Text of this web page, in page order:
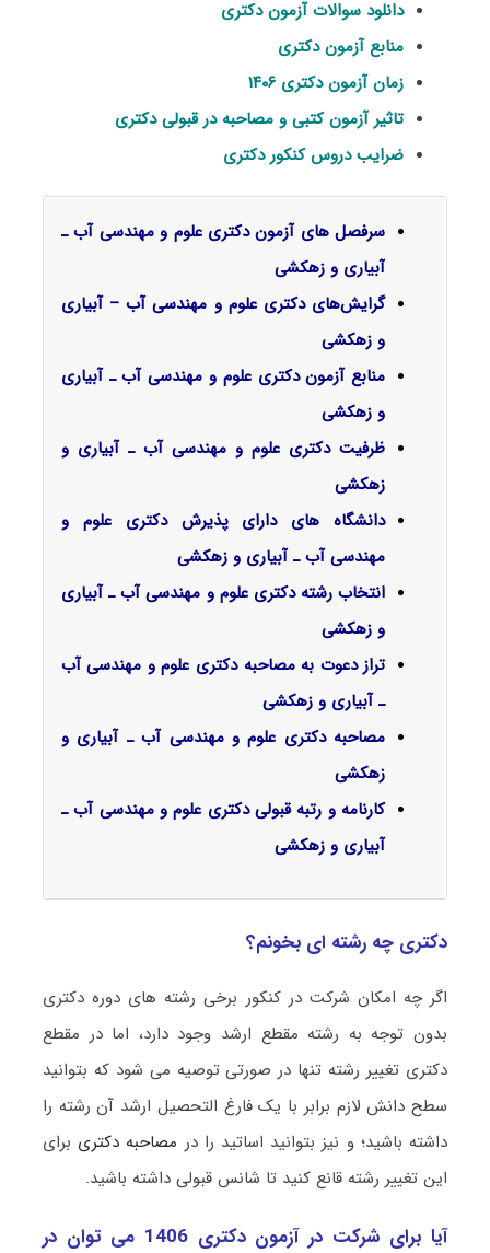
دانلود سوالات آزمون دکتری
منابع آزمون دکتری
زمان آزمون دکتری ۱۴۰۶
تاثیر آزمون کتبی و مصاحبه در قبولی دکتری
ضرایب دروس کنکور دکتری
سرفصل‌ های آزمون دکتری علوم و مهندسی آب ـ
آبیاری و زهکشی
گرایش‌های دکتری علوم و مهندسی آب – آبیاری
و زهکشی
منابع آزمون دکتری علوم و مهندسی آب ـ آبیاری
و زهکشی
ظرفیت دکتری علوم و مهندسی آب ـ آبیاری و
زهکشی
دانشگاه های دارای پذیرش دکتری علوم و
مهندسی آب ـ آبیاری و زهکشی
انتخاب رشته دکتری علوم و مهندسی آب ـ آبیاری
و زهکشی
تراز دعوت به مصاحبه دکتری علوم و مهندسی آب
ـ آبیاری و زهکشی
مصاحبه دکتری علوم و مهندسی آب ـ آبیاری و
زهکشی
کارنامه و رتبه قبولی دکتری علوم و مهندسی آب ـ
آبیاری و زهکشی
دکتری چه رشته ای بخونم؟
اگر چه امکان شرکت در کنکور برخی رشته های دوره دکتری
بدون توجه به رشته مقطع ارشد وجود دارد، اما در مقطع
دکتری تغییر رشته تنها در صورتی توصیه می شود که بتوانید
سطح دانش لازم برابر با یک فارغ التحصیل ارشد آن رشته را
داشته باشید؛ و نیز بتوانید اساتید را در مصاحبه دکتری برای
این تغییر رشته قانع کنید تا شانس قبولی داشته باشید.
آیا برای شرکت در آزمون دکتری 1406 می توان در